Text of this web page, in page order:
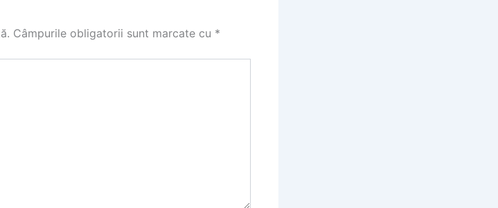
Câmpurile obligatorii sunt marcate cu *